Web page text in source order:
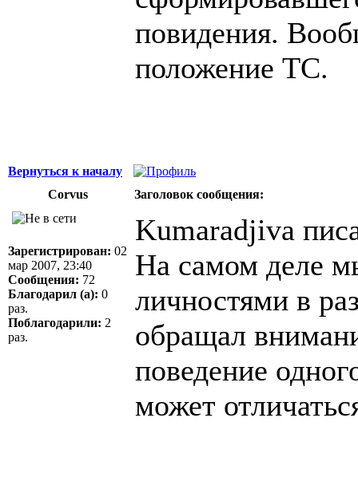
повидения.
положение ТС.
Вернуться к началу
Corvus
Заголовок сообщения:
Зарегистрирован: 02
мар 2007, 23:40
Сообщения: 72
Благодарил (а): 0
раз.
Поблагодарили: 2
раз.
Kumaradjiva
На самом деле
личностями в
обращал
поведение
может